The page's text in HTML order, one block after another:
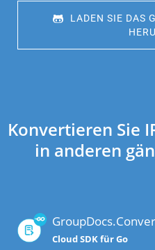
LADEN SIE DAS
Konvertieren Sie
in anderen
Cloud SDK für Go